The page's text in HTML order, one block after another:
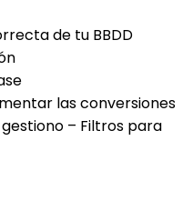
de tu BBDD
las conversiones
– Filtros para